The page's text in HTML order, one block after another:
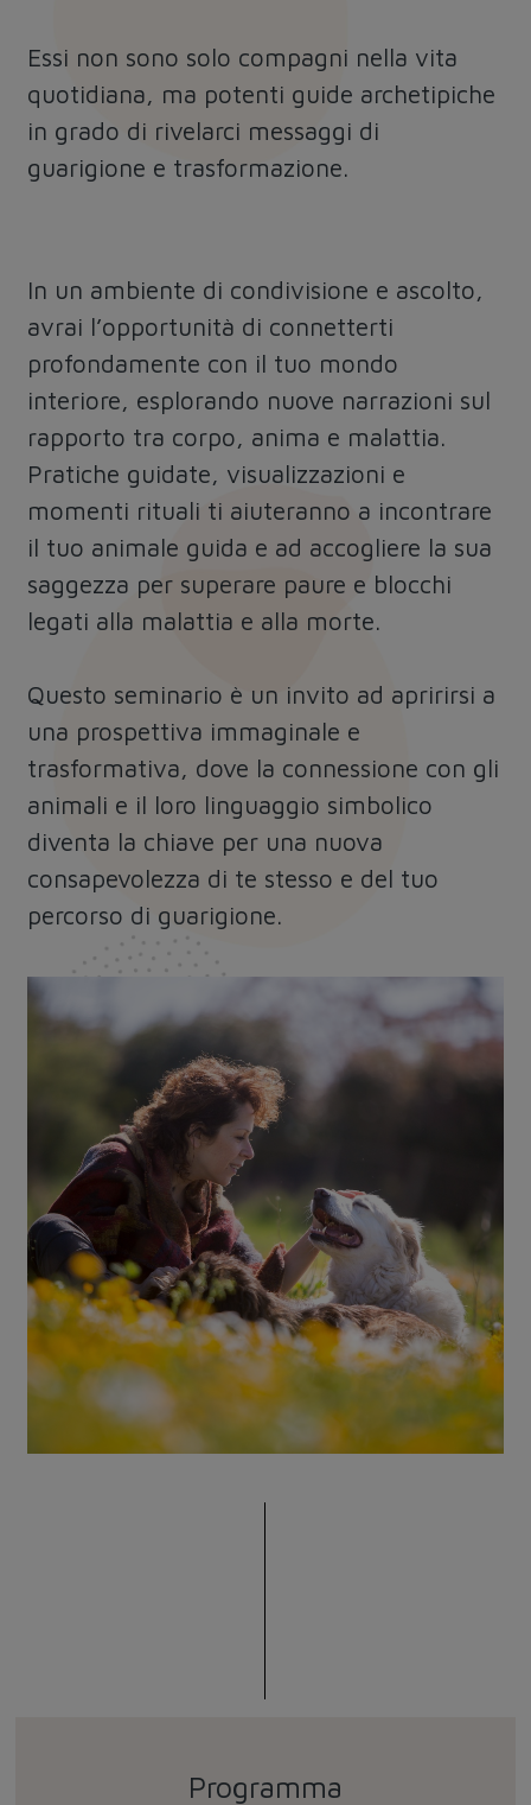
Essi non sono solo compagni nella vita
quotidiana, ma potenti guide archetipiche
in grado di rivelarci messaggi di
guarigione e trasformazione.
In un ambiente di condivisione e ascolto,
avrai l’opportunità di connetterti
profondamente con il tuo mondo
interiore, esplorando nuove narrazioni sul
rapporto tra corpo, anima e malattia.
Pratiche guidate, visualizzazioni e
momenti rituali ti aiuteranno a incontrare
il tuo animale guida e ad accogliere la sua
saggezza per superare paure e blocchi
legati alla malattia e alla morte.
Questo seminario è un invito ad apririrsi a
una prospettiva immaginale e
trasformativa, dove la connessione con gli
animali e il loro linguaggio simbolico
diventa la chiave per una nuova
consapevolezza di te stesso e del tuo
percorso di guarigione.
Programma